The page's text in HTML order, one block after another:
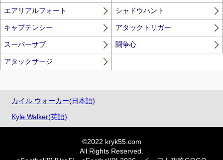
エアリアルフォート シャドウハント
キャプテンシー アタックトリガー
スーパーサブ 闘争心
アタックサージ
カイル ウォーカー(日本語)
Kyle Walker(英語)
©2022 kryk55.com
All Rights Reserved.